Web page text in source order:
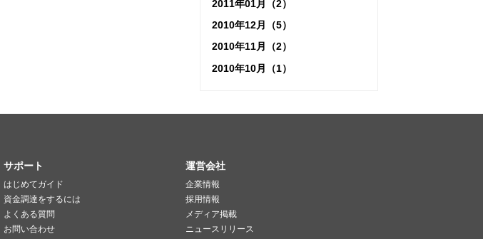
2011年01月（2）
2010年12月（5）
2010年11月（2）
2010年10月（1）
サポート
はじめてガイド
資金調達をするには
よくある質問
お問い合わせ
運営会社
企業情報
採用情報
メディア掲載
ニュースリリース